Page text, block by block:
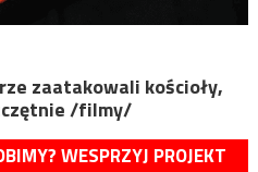
zaatakowali kościoły,
/filmy/
WESPRZYJ PROJEKT